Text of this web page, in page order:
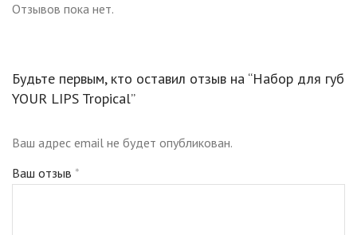
Отзывов пока нет.
Будьте первым, кто оставил отзыв на “Набор для губ
YOUR LIPS Tropical”
Ваш адрес email не будет опубликован.
Ваш отзыв *